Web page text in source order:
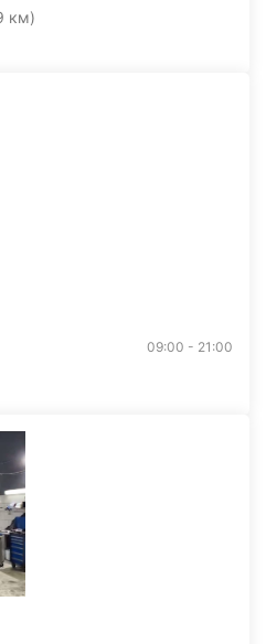
км)
09:00 - 21:00